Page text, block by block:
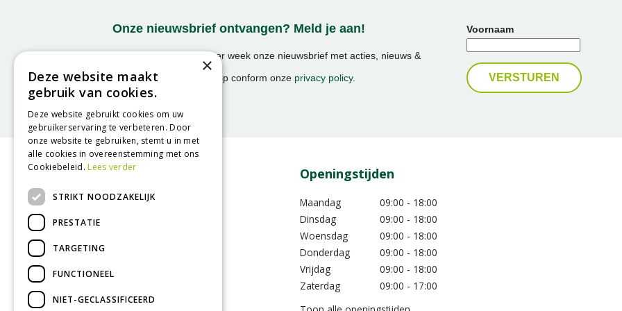
Onze nieuwsbrief ontvangen? Meld je aan!
Ontvang ongeveer 1x per week onze nieuwsbrief met acties, nieuws &
We slaan uw gegevens op conform onze privacy policy.
Voornaam
Contact
GroenRijk Assen
Openingstijden
Maandag
09:00 - 18:00
Dinsdag
09:00 - 18:00
Woensdag
09:00 - 18:00
Donderdag
09:00 - 18:00
Vrijdag
09:00 - 18:00
Zaterdag
09:00 - 17:00
×
Deze website maakt
gebruik van cookies.
Deze website gebruikt cookies om uw
gebruikerservaring te verbeteren. Door
onze website te gebruiken, stemt u in met
alle cookies in overeenstemming met ons
Cookiebeleid.Lees verder
STRIKT NOODZAKELIJK
PRESTATIE
TARGETING
FUNCTIONEEL
NIET-GECLASSIFICEERD